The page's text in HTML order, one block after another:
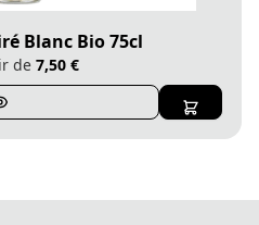
Blanc Bio 75cl
de 7,50 €